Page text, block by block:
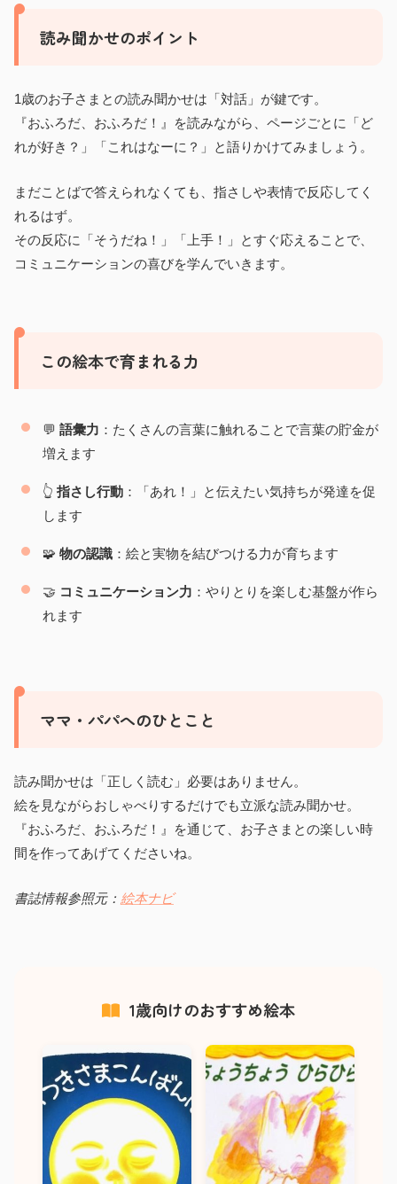
読み聞かせのポイント
1歳のお子さまとの読み聞かせは「対話」が鍵です。
『おふろだ、おふろだ！』を読みながら、ページごとに「ど
れが好き？」「これはなーに？」と語りかけてみましょう。
まだことばで答えられなくても、指さしや表情で反応してく
れるはず。
その反応に「そうだね！」「上手！」とすぐ応えることで、
コミュニケーションの喜びを学んでいきます。
この絵本で育まれる力
💬 語彙力 ：たくさんの言葉に触れることで言葉の貯金が
増えます
👆 指さし行動 ：「あれ！」と伝えたい気持ちが発達を促
します
🧩 物の認識 ：絵と実物を結びつける力が育ちます
🤝 コミュニケーション力 ：やりとりを楽しむ基盤が作ら
れます
ママ・パパへのひとこと
読み聞かせは「正しく読む」必要はありません。
絵を見ながらおしゃべりするだけでも立派な読み聞かせ。
『おふろだ、おふろだ！』を通じて、お子さまとの楽しい時
間を作ってあげてくださいね。
書誌情報参照元： 絵本ナビ
1歳向けのおすすめ絵本